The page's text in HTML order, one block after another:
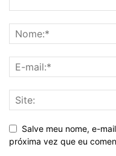
Salve meu nome, e-
próxima vez que eu